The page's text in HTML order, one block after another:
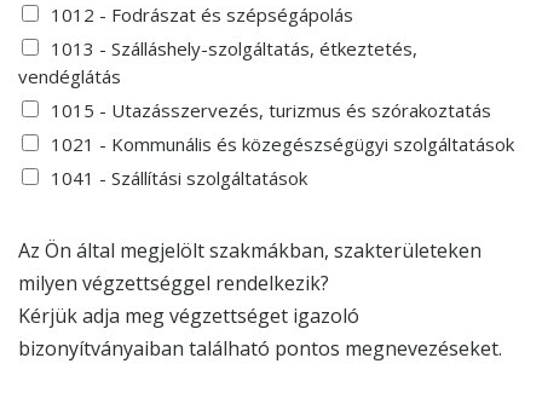
1012 - Fodrászat és szépségápolás
1013 - Szálláshely-szolgáltatás, étkeztetés,
vendéglátás
1015 - Utazásszervezés, turizmus és szórakoztatás
1021 - Kommunális és közegészségügyi szolgáltatások
1041 - Szállítási szolgáltatások
Az Ön által megjelölt szakmákban, szakterületeken
milyen végzettséggel rendelkezik?
Kérjük adja meg végzettséget igazoló
bizonyítványaiban található pontos megnevezéseket.